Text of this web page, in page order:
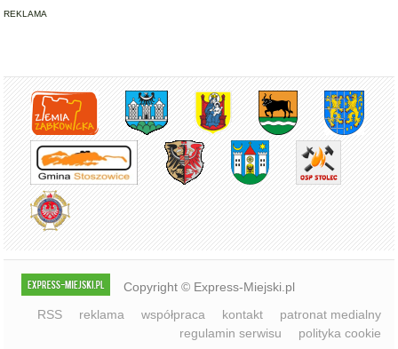
REKLAMA
Copyright © Express-Miejski.pl
RSS
reklama współpraca kontakt
patronat medialny
regulamin serwisu
polityka cookie